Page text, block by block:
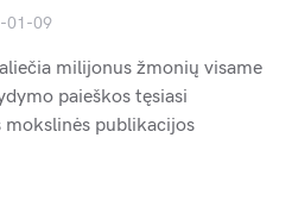
01-09
milijonus žmonių visame
paieškos tęsiasi
mokslinės publikacijos